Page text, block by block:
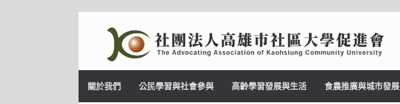
關於我們 公民學習與社會參與 高齡學習發展與生活 食農推廣與城市發展